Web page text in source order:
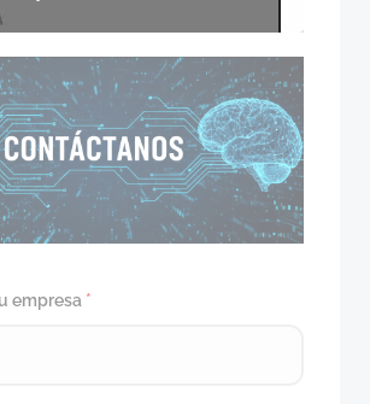
empresa *